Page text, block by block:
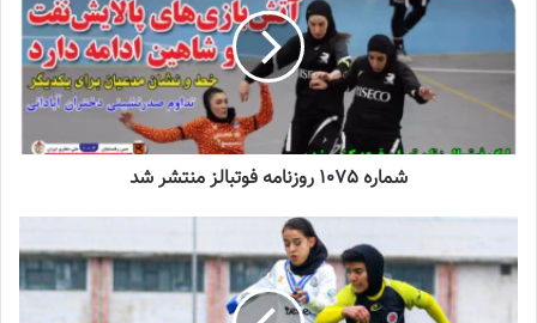
نوشته های مشابه
جنجال جدید در سوپرلیگ فوتسال
2022-12-11
لیست تیم ملی فوتسال زنان اعلام شد
2025-04-28
شماره 1075 روزنامه فوتبالز منتشر شد